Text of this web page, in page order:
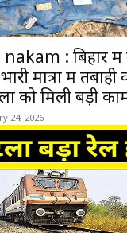
: बिहार में
मात्रा में तबाही
को मिली बड़ी
24, 2026